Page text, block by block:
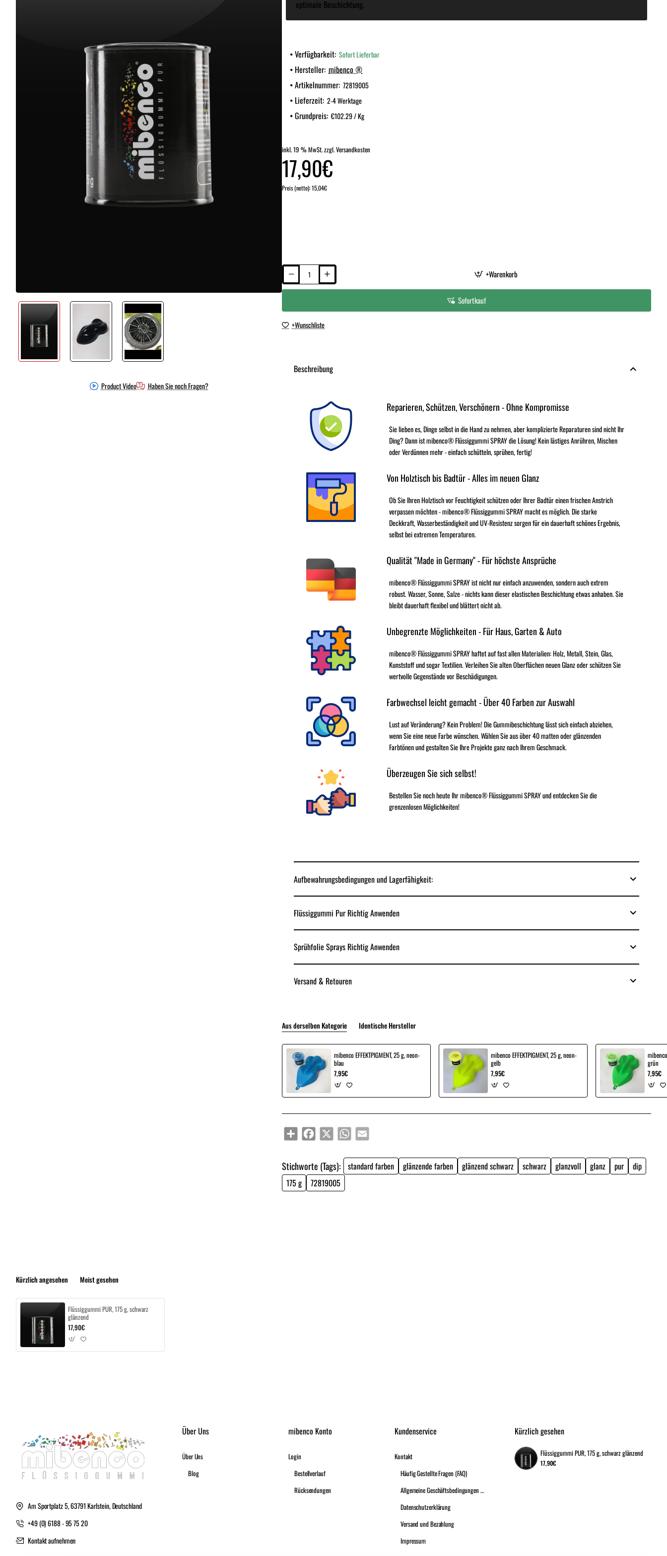
Product Video Haben Sie noch Fragen?
optimale Beschichtung.
Verfügbarkeit: Sofort Lieferbar
Hersteller: mibenco ®
Artikelnummer: 72819005
Lieferzeit: 2-4 Werktage
Grundpreis: €102.29 / Kg
inkl. 19 % MwSt. zzgl. Versandkosten
17,90€
Preis (netto): 15,04€
+Warenkorb
Sofortkauf
+Wunschliste
Beschreibung
Reparieren, Schützen, Verschönern - Ohne Kompromisse
Sie lieben es, Dinge selbst in die Hand zu nehmen, aber komplizierte Reparaturen sind nicht Ihr
Ding? Dann ist mibenco® Flüssiggummi SPRAY die Lösung! Kein lästiges Anrühren, Mischen
oder Verdünnen mehr - einfach schütteln, sprühen, fertig!
Von Holztisch bis Badtür - Alles im neuen Glanz
Ob Sie Ihren Holztisch vor Feuchtigkeit schützen oder Ihrer Badtür einen frischen Anstrich
verpassen möchten - mibenco® Flüssiggummi SPRAY macht es möglich. Die starke
Deckkraft, Wasserbeständigkeit und UV-Resistenz sorgen für ein dauerhaft schönes Ergebnis,
selbst bei extremen Temperaturen.
Qualität "Made in Germany" - Für höchste Ansprüche
mibenco® Flüssiggummi SPRAY ist nicht nur einfach anzuwenden, sondern auch extrem
robust. Wasser, Sonne, Salze - nichts kann dieser elastischen Beschichtung etwas anhaben. Sie
bleibt dauerhaft flexibel und blättert nicht ab.
Unbegrenzte Möglichkeiten - Für Haus, Garten & Auto
mibenco® Flüssiggummi SPRAY haftet auf fast allen Materialien: Holz, Metall, Stein, Glas,
Kunststoff und sogar Textilien. Verleihen Sie alten Oberflächen neuen Glanz oder schützen Sie
wertvolle Gegenstände vor Beschädigungen.
Farbwechsel leicht gemacht - Über 40 Farben zur Auswahl
Lust auf Veränderung? Kein Problem! Die Gummibeschichtung lässt sich einfach abziehen,
wenn Sie eine neue Farbe wünschen. Wählen Sie aus über 40 matten oder glänzenden
Farbtönen und gestalten Sie Ihre Projekte ganz nach Ihrem Geschmack.
Überzeugen Sie sich selbst!
Bestellen Sie noch heute Ihr mibenco® Flüssiggummi SPRAY und entdecken Sie die
grenzenlosen Möglichkeiten!
Aufbewahrungsbedingungen und Lagerfähigkeit:
Flüssiggummi Pur Richtig Anwenden
Sprühfolie Sprays Richtig Anwenden
Versand & Retouren
Aus derselben Kategorie Identische Hersteller
mibenco EFFEKTPIGMENT, 25 g, neon-
blau
7,95€
mibenco EFFEKTPIGMENT, 25 g, neon-
gelb
7,95€
grün
7,95€
ShareFacebook
X WhatsAppEmail
Stichworte (Tags): standard farben glänzende farben glänzend schwarz schwarz glanzvoll glanz pur
dip
175 g
72819005
Kürzlich angesehen Meist gesehen
Flüssiggummi PUR, 175 g, schwarz
glänzend
17,90€
Am Sportplatz 5, 63791 Karlstein, Deutschland
+49 (0) 6188 - 95 75 20
Kontakt aufnehmen
Über Uns
Über Uns
Blog
mibenco Konto
Login
Bestellverlauf
Rücksendungen
Kundenservice
Kontakt
Häufig Gestellte Fragen (FAQ)
Allgemeine Geschäftsbedingungen (A.G.B.)
Datenschutzerklärung
Versand und Bezahlung
Impressum
Kürzlich gesehen
Flüssiggummi PUR, 175 g, schwarz glänzend
17,90€